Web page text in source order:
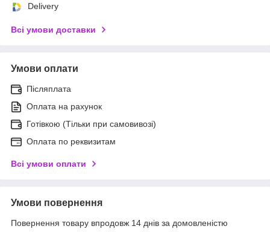
Delivery
Всі умови доставки
Умови оплати
Післяплата
Оплата на рахунок
Готівкою (Тільки при самовивозі)
Оплата по реквизитам
Всі умови оплати
Умови повернення
Повернення товару впродовж 14 днів за домовленістю